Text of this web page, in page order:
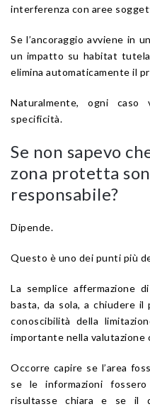
interferenza con aree
Se l’ancoraggio avviene in
un impatto su habitat
elimina automaticamente il
Naturalmente, ogni
specificità.
Se non sapevo
zona protetta
responsabile?
Dipende.
Questo è uno dei punti più
La semplice affermazione
basta, da sola, a chiudere il
conoscibilità della
importante nella valutazione
Occorre capire se l’area
se le informazioni
risultasse chiara e se il